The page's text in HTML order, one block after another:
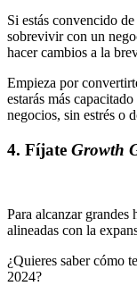
Si estás convencido
sobrevivir con un
hacer cambios a la
Empieza por
estarás más
negocios, sin estrés o
4. Fíjate Growth
Para alcanzar grandes
alineadas con la
¿Quieres saber cómo
2024?